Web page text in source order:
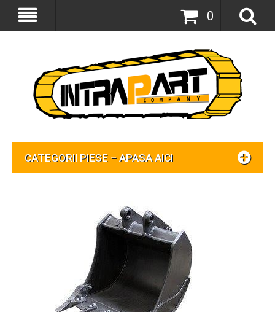
0
CATEGORII PIESE – APASA AICI